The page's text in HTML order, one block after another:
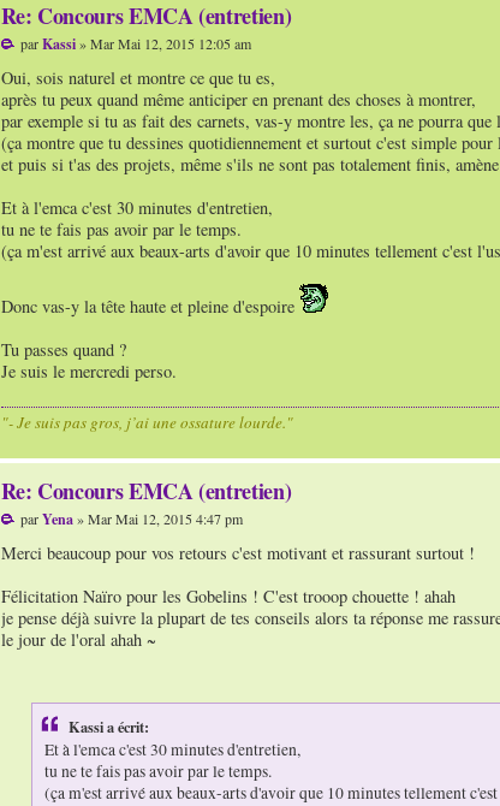
Re: Concours EMCA (entretien)
parKassi» Mar Mai 12, 2015 12:05 am
Oui, sois naturel et montre ce que tu es,
après tu peux quand même anticiper en prenant des choses à montrer,
par exemple si tu as fait des carnets, vas-y montre les, ça ne pourra que
(ça montre que tu dessines quotidiennement et surtout c'est simple
et puis si t'as des projets, même s'ils ne sont pas totalement finis,
Et à l'emca c'est 30 minutes d'entretien,
tu ne te fais pas avoir par le temps.
(ça m'est arrivé aux beaux-arts d'avoir que 10 minutes tellement c'est
Donc vas-y la tête haute et pleine d'espoire
Tu passes quand ?
Je suis le mercredi perso.
"- Je suis pas gros, j’ai une ossature lourde."
Re: Concours EMCA (entretien)
parYena» Mar Mai 12, 2015 4:47 pm
Merci beaucoup pour vos retours c'est motivant et rassurant surtout !
Félicitation Naïro pour les Gobelins ! C'est trooop chouette ! ahah
je pense déjà suivre la plupart de tes conseils alors ta réponse me
le jour de l'oral ahah ~
Kassi a écrit:
Et à l'emca c'est 30 minutes d'entretien,
tu ne te fais pas avoir par le temps.
(ça m'est arrivé aux beaux-arts d'avoir que 10 minutes tellement